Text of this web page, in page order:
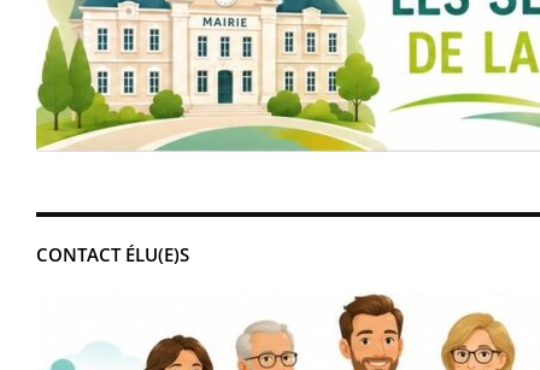
CONTACT ÉLU(E)S